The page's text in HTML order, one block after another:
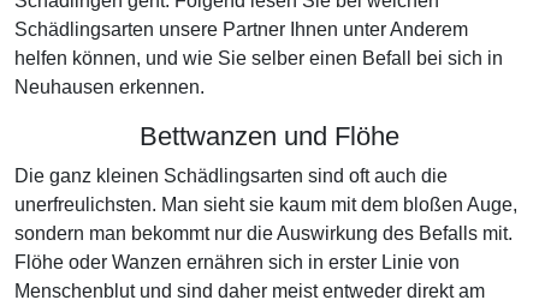
Schädlingsarten unsere Partner Ihnen unter Anderem
helfen können, und wie Sie selber einen Befall bei sich in
Neuhausen erkennen.
Bettwanzen und Flöhe
Die ganz kleinen Schädlingsarten sind oft auch die
unerfreulichsten. Man sieht sie kaum mit dem bloßen Auge,
sondern man bekommt nur die Auswirkung des Befalls mit.
Flöhe oder Wanzen ernähren sich in erster Linie von
Menschenblut und sind daher meist entweder direkt am